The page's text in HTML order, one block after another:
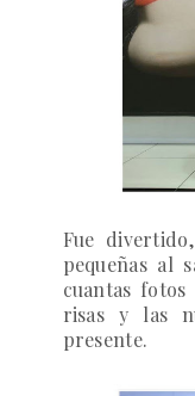
Fue
pequeñas al
cuantas
risas y las
presente.